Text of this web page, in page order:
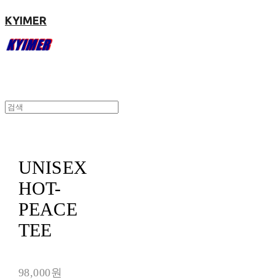
KYIMER
UNISEX
HOT-
PEACE
TEE
98,000원